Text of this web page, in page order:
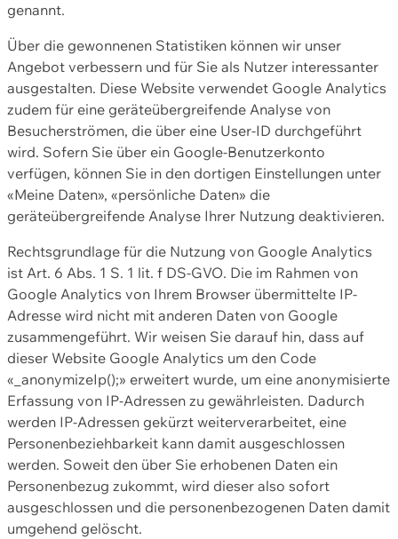
genannt.
Über die gewonnenen Statistiken können wir unser
Angebot verbessern und für Sie als Nutzer interessanter
ausgestalten. Diese Website verwendet Google Analytics
zudem für eine geräteübergreifende Analyse von
Besucherströmen, die über eine User-ID durchgeführt
wird. Sofern Sie über ein Google-Benutzerkonto
verfügen, können Sie in den dortigen Einstellungen unter
«Meine Daten», «persönliche Daten» die
geräteübergreifende Analyse Ihrer Nutzung deaktivieren.
Rechtsgrundlage für die Nutzung von Google Analytics
ist Art. 6 Abs. 1 S. 1 lit. f DS-GVO. Die im Rahmen von
Google Analytics von Ihrem Browser übermittelte IP-
Adresse wird nicht mit anderen Daten von Google
zusammengeführt. Wir weisen Sie darauf hin, dass auf
dieser Website Google Analytics um den Code
«_anonymizeIp();» erweitert wurde, um eine anonymisierte
Erfassung von IP-Adressen zu gewährleisten. Dadurch
werden IP-Adressen gekürzt weiterverarbeitet, eine
Personenbeziehbarkeit kann damit ausgeschlossen
werden. Soweit den über Sie erhobenen Daten ein
Personenbezug zukommt, wird dieser also sofort
ausgeschlossen und die personenbezogenen Daten damit
umgehend gelöscht.